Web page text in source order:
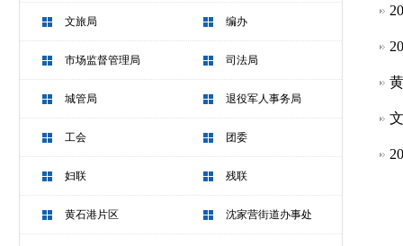
文旅局 编办
市场监督管理局 司法局
城管局 退役军人事务局
工会 团委
妇联 残联
黄石港片区 沈家营街道办事处